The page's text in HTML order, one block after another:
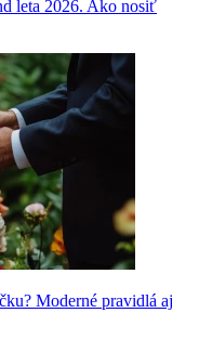
leta 2026. Ako nosiť
Moderné pravidlá aj